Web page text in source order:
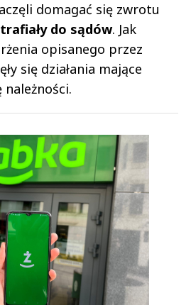
domagać się zwrotu
do sądów. Jak
opisanego przez
się działania mające